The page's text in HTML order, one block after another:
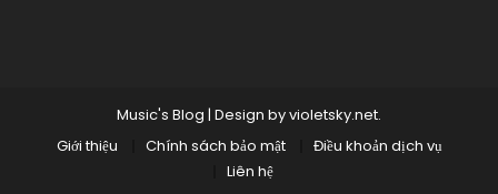
Music's Blog | Design byvioletsky.net.
Giới thiệu
Chính sách bảo mật
Điều khoản dịch vụ
Liên hệ